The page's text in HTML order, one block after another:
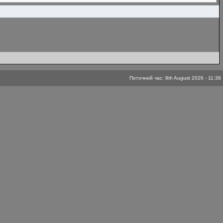
Поточний час: 8th August 2026 - 11:38